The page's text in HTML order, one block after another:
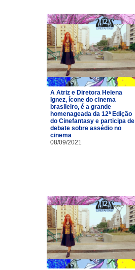
A Atriz e Diretora Helena
Ignez, ícone do cinema
brasileiro, é a grande
homenageada da 12ª Edição
do Cinefantasy e participa de
debate sobre assédio no
cinema
08/09/2021